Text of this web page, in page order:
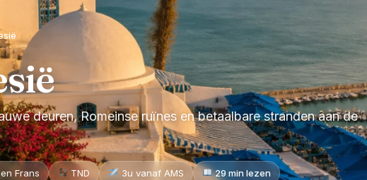
deuren, Romeinse ruïnes en betaalbare stranden aan de
Frans TND 3u vanaf AMS 29 min lezen